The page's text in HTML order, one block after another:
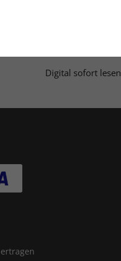
Digital sofort lesen